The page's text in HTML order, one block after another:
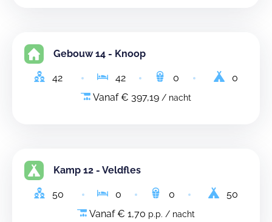
Gebouw 14 - Knoop
42 42 0
0
Vanaf € 397,19 / nacht
Kamp 12 - Veldfles
50 0 0
50
Vanaf € 1,70 p.p. / nacht